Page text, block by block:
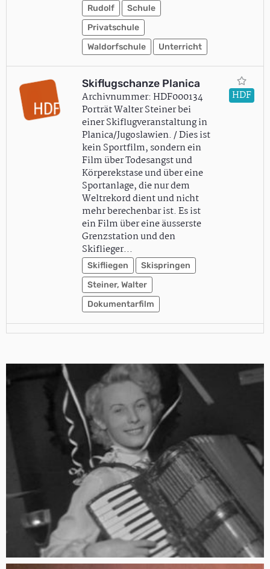
Rudolf
Schule
Privatschule
Waldorfschule
Unterricht
Skiflugschanze Planica
Archivnummer: HDF000134
Porträt Walter Steiner bei
einer Skiflugveranstaltung in
Planica/Jugoslawien. / Dies ist
kein Sportfilm, sondern ein
Film über Todesangst und
Körperekstase und über eine
Sportanlage, die nur dem
Weltrekord dient und nicht
mehr berechenbar ist. Es ist
ein Film über eine äusserste
Grenzstation und den
Skiflieger…
Skifliegen
Skispringen
Steiner, Walter
Dokumentarfilm
HDF